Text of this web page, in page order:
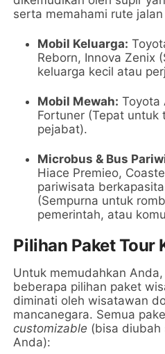
serta memahami rute
Mobil Keluarga:
Reborn, Innova Zenix
keluarga kecil atau
Mobil Mewah: Toyota
Fortuner (Tepat untuk
pejabat).
Microbus & Bus
Hiace Premieo,
pariwisata
(Sempurna untuk
pemerintah, atau
Pilihan Paket Tour
Untuk memudahkan
beberapa pilihan paket
diminati oleh wisatawan
mancanegara. Semua
customizable (bisa diubah
Anda):